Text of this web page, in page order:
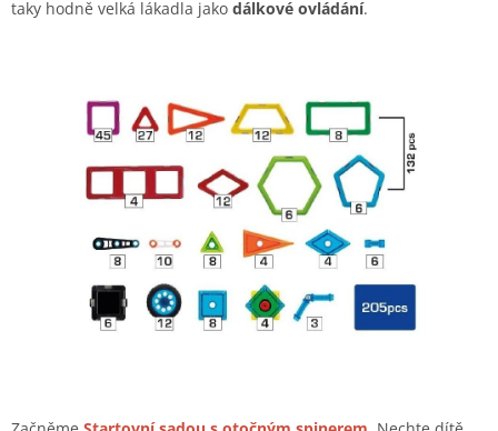
taky hodně velká lákadla jako dálkové ovládání.